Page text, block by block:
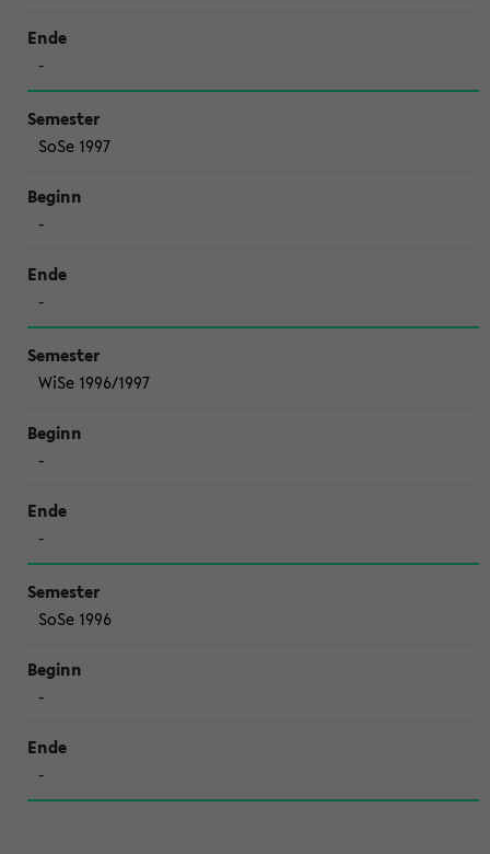
-
SoSe 1997
-
-
WiSe 1996/1997
-
-
SoSe 1996
-
-